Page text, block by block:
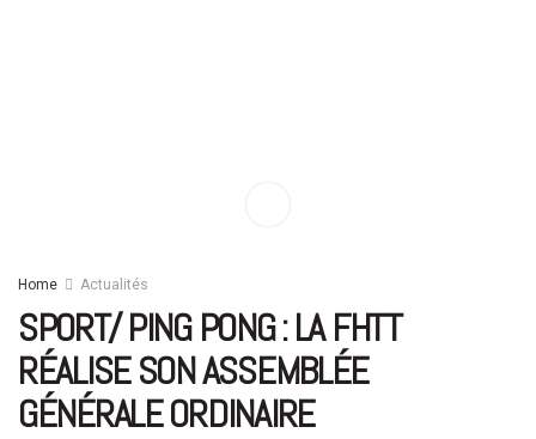
Home Actualités
SPORT/ PING PONG : LA FHTT
RÉALISE SON ASSEMBLÉE
GÉNÉRALE ORDINAIRE